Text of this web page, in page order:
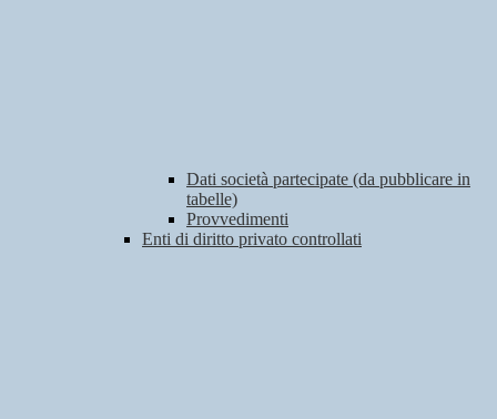
Dati società partecipate (da pubblicare in
tabelle)
Provvedimenti
Enti di diritto privato controllati